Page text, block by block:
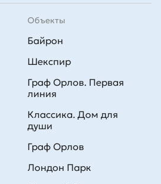
Объекты
Байрон
Шекспир
Граф Орлов. Первая
линия
Классика. Дом для
души
Граф Орлов
Лондон Парк